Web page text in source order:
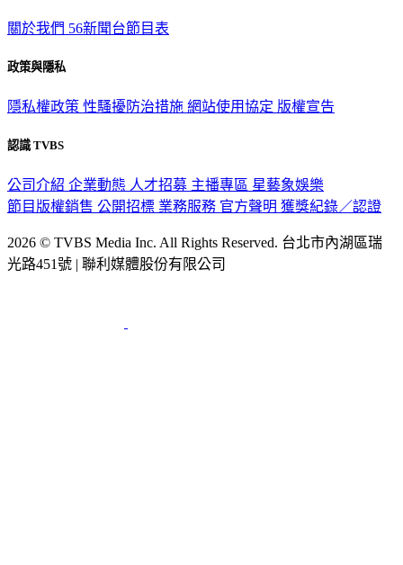
關於我們 56新聞台節目表
政策與隱私
隱私權政策 性騷擾防治措施 網站使用協定 版權宣告
認識 TVBS
公司介紹 企業動態 人才招募 主播專區 星藝象娛樂
節目版權銷售 公開招標 業務服務 官方聲明 獲獎紀錄／認證
2026 © TVBS Media Inc. All Rights Reserved. 台北市內湖區瑞
光路451號 | 聯利媒體股份有限公司